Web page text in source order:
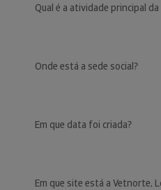
Qual é a atividade principal
Onde está a sede social?
Em que data foi criada?
Em que site está a Vetnorte,